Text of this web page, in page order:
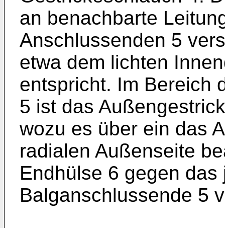
an benachbarte
Anschlussenden 5
etwa dem lichten
entspricht. Im Bereich
5 ist das
wozu es über ein das
radialen Außenseite
Endhülse 6 gegen das
Balganschlussende 5